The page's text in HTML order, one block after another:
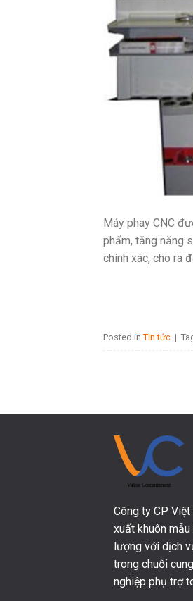
Máy phay CNC
phẩm, tăng năng
chính xác, cho ra
Posted in Tin tức |
Công ty CP Việt
xuất khuôn
lượng với dịch
trong chuỗi
nghiệp phụ trợ